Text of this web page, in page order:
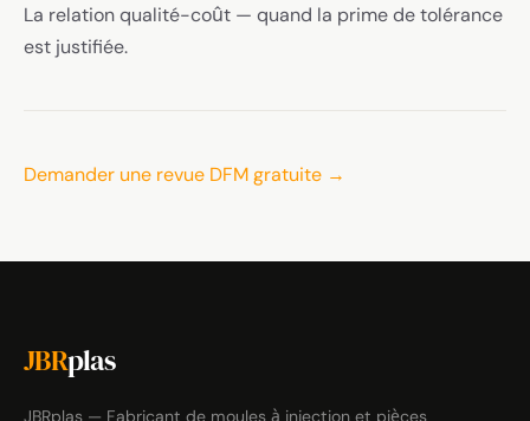
La relation qualité-coût — quand la prime de tolérance
est justifiée.
Demander une revue DFM gratuite →
JBRplas
JBRplas — Fabricant de moules à injection et pièces